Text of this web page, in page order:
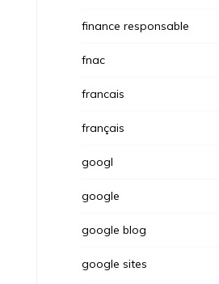
finance responsable
fnac
francais
français
googl
google
google blog
google sites